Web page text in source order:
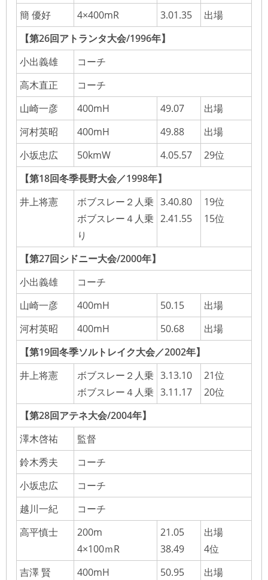
簡 優好
4×400mR 3.01.35
出場
【第26回アトランタ大会/1996年】
小出義雄
コーチ
高木直正
コーチ
山崎一彦
400mH 49.07
出場
河村英昭
400mH 49.88
出場
小坂忠広
50kmW 4.05.57
29位
【第18回冬季長野大会／1998年】
井上将憲
ボブスレー２人乗
ボブスレー４人乗
り
3.40.80
2.41.55
19位
15位
【第27回シドニー大会/2000年】
小出義雄
コーチ
山崎一彦
400mH 50.15
出場
河村英昭
400mH 50.68
出場
【第19回冬季ソルトレイク大会／2002年】
井上将憲
ボブスレー２人乗
ボブスレー４人乗
3.13.10
3.11.17
21位
20位
【第28回アテネ大会/2004年】
澤木啓祐
監督
鈴木秀夫
コーチ
小坂忠広
コーチ
越川一紀
コーチ
高平慎士
200m
4×100ｍR
21.05
38.49
出場
4位
吉澤 賢
400mH 50.95 出場